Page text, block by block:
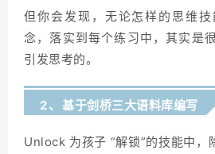
但你会发现，无论怎样的思维
念，落实到每个练习中，其实是
引发思考的。
2、 基于剑桥三大语料库编写
Unlock 为孩子 “解锁”的技能中，